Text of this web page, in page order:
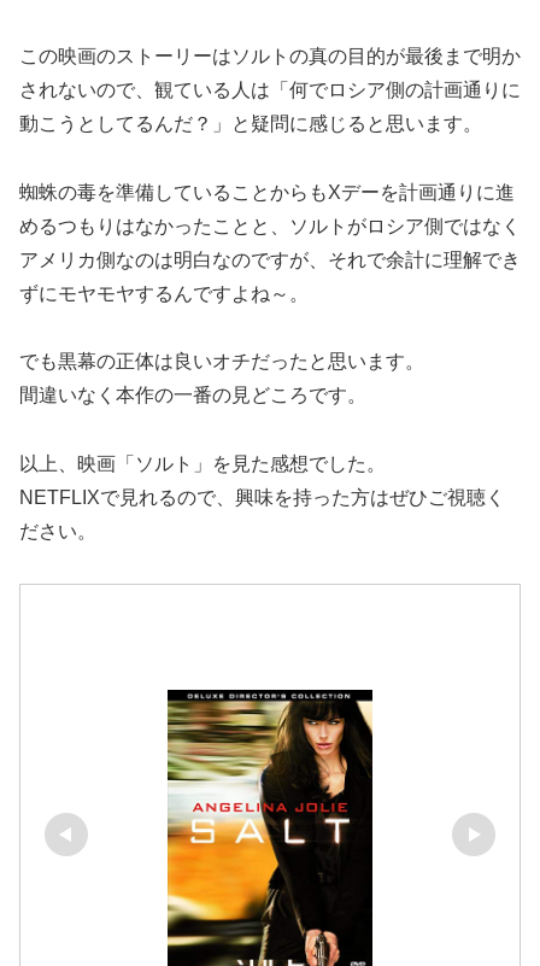
この映画のストーリーはソルトの真の目的が最後まで明か
されないので、観ている人は「何でロシア側の計画通りに
動こうとしてるんだ？」と疑問に感じると思います。
蜘蛛の毒を準備していることからもXデーを計画通りに進
めるつもりはなかったことと、ソルトがロシア側ではなく
アメリカ側なのは明白なのですが、それで余計に理解でき
ずにモヤモヤするんですよね～。
でも黒幕の正体は良いオチだったと思います。
間違いなく本作の一番の見どころです。
以上、映画「ソルト」を見た感想でした。
NETFLIXで見れるので、興味を持った方はぜひご視聴く
ださい。